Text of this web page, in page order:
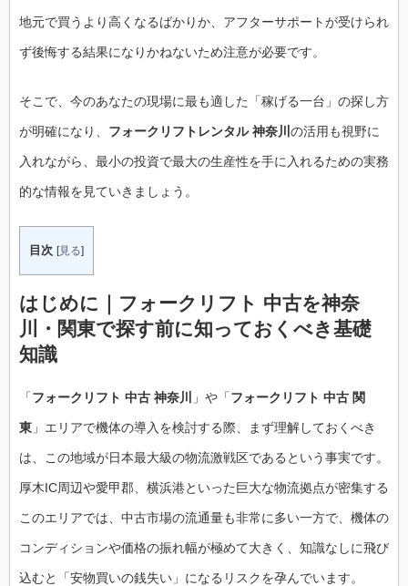
地元で買うより高くなるばかりか、アフターサポートが受けられ
ず後悔する結果になりかねないため注意が必要です。
そこで、今のあなたの現場に最も適した「稼げる一台」の探し方
が明確になり、 フォークリフトレンタル 神奈川 の活用も視野に
入れながら、最小の投資で最大の生産性を手に入れるための実務
的な情報を見ていきましょう。
目次 [見る]
はじめに｜フォークリフト 中古を神奈
川・関東で探す前に知っておくべき基礎
知識
「フォークリフト 中古 神奈川 」や「フォークリフト 中古 関
東 」エリアで機体の導入を検討する際、まず理解しておくべき
は、この地域が日本最大級の物流激戦区であるという事実です。
厚木IC周辺や愛甲郡、横浜港といった巨大な物流拠点が密集する
このエリアでは、中古市場の流通量も非常に多い一方で、機体の
コンディションや価格の振れ幅が極めて大きく、知識なしに飛び
込むと「安物買いの銭失い」になるリスクを孕んでいます。